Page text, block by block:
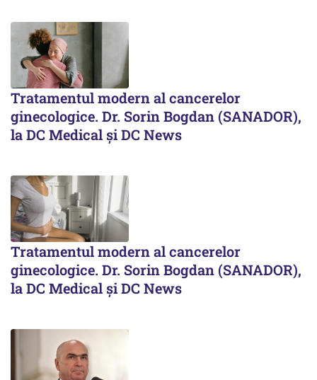
Tratamentul modern al cancerelor
ginecologice. Dr. Sorin Bogdan (SANADOR),
la DC Medical și DC News
Tratamentul modern al cancerelor
ginecologice. Dr. Sorin Bogdan (SANADOR),
la DC Medical și DC News